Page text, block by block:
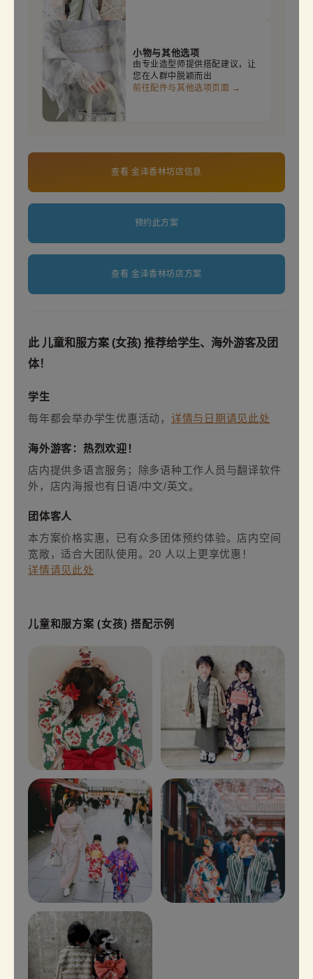
小物与其他选项
由专业造型师提供搭配建议，让
您在人群中脱颖而出
前往配件与其他选项页面 →
查看 金泽香林坊店信息
预约此方案
查看 金泽香林坊店方案
此 儿童和服方案 (女孩) 推荐给学生、海外游客及团
体！
学生
每年都会举办学生优惠活动， 详情与日期请见此处
海外游客：热烈欢迎！
店内提供多语言服务；除多语种工作人员与翻译软件
外，店内海报也有日语/中文/英文。
团体客人
本方案价格实惠，已有众多团体预约体验。店内空间
宽敞，适合大团队使用。20 人以上更享优惠！
详情请见此处
儿童和服方案 (女孩) 搭配示例